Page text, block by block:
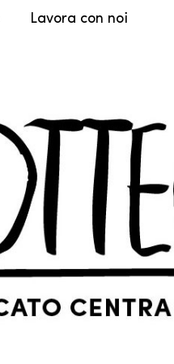
Lavora con noi